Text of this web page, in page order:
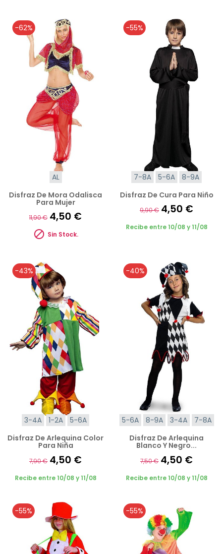
-62%
AL
Disfraz De Mora Odalisca
Para Mujer
11,90 € 4,50 €
 Sin Stock.
-55%
7-8A 5-6A
8-9A
Disfraz De Cura Para Niño
9,90 € 4,50 €
Recibe entre 10/08 y 11/08
-43%
3-4A 1-2A
5-6A
Disfraz De Arlequina Color
Para Niña
7,90 € 4,50 €
Recibe entre 10/08 y 11/08
-40%
5-6A 8-9A 3-4A
7-8A
Disfraz De Arlequina
Blanco Y Negro...
7,50 € 4,50 €
Recibe entre 10/08 y 11/08
-55% -55%